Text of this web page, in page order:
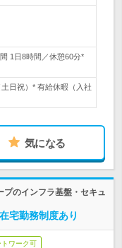
1日8時間／休憩60分*
日祝）* 有給休暇（入社
気になる
プのインフラ基盤・セキュ
宅勤務制度あり
トワーク可